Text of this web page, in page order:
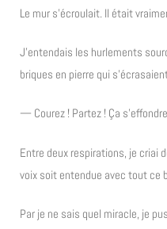
Le mur s’écroulait. Il était
J’entendais les hurlements
briques en pierre qui
— Courez ! Partez ! Ça
Entre deux respirations, je criai
voix soit entendue avec tout ce
Par je ne sais quel miracle, je